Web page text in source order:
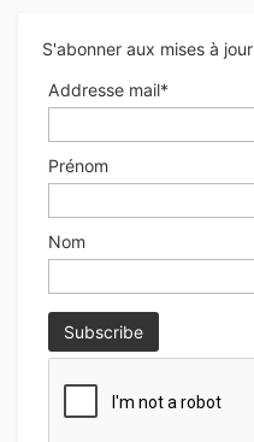
S'abonner aux mises à jour
Addresse mail*
Prénom
Nom